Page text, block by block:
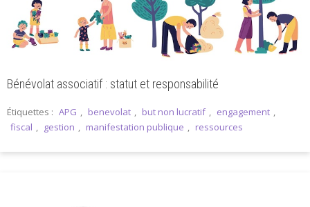
Bénévolat associatif : statut et responsabilité
Étiquettes : APG , benevolat , but non lucratif , engagement ,
fiscal , gestion , manifestation publique , ressources